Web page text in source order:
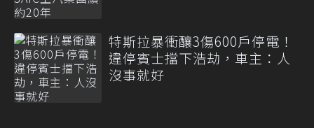
特斯拉暴衝釀3傷600戶停電！
違停賓士擋下浩劫，車主：人
沒事就好